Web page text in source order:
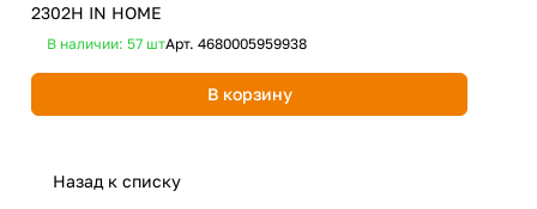
2302H IN HOME
В наличии: 57 штАрт. 4680005959938
В корзину
Назад к списку